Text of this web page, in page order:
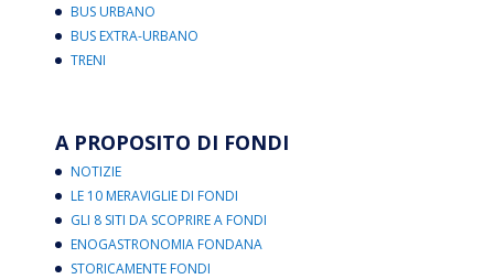
BUS URBANO
BUS EXTRA-URBANO
TRENI
A PROPOSITO DI FONDI
NOTIZIE
LE 10 MERAVIGLIE DI FONDI
GLI 8 SITI DA SCOPRIRE A FONDI
ENOGASTRONOMIA FONDANA
STORICAMENTE FONDI